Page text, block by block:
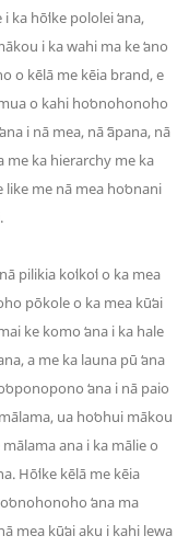
hōʻike pololei ʻana,
i ka wahi ma ke ʻano
o kēlā me kēia brand, e
o kahi hoʻonohonoho
i nā mea, nā ʻāpana, nā
me ka hierarchy me ka
like me nā mea hoʻonani
pilikia koʻikoʻi o ka mea
pōkole o ka mea kūʻai
ke komo ʻana i ka hale
a me ka launa pū ʻana
ʻana i nā paio
ua hoʻohui mākou
ana i ka mālie o
Hōʻike kēlā me kēia
ʻana ma
mea kūʻai aku i kahi lewa